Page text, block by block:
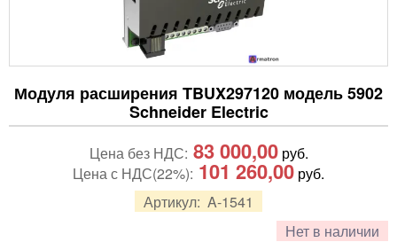
Модуля расширения TBUX297120 модель 5902
Schneider Electric
Артикул: A-1541
Нет в наличии
Цена без НДС: 83 000,00руб.
Цена с НДС(22%): 101 260,00 руб.